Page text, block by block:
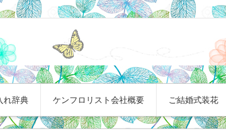
れ辞典 ケンフロリスト会社概要 ご結婚式装花